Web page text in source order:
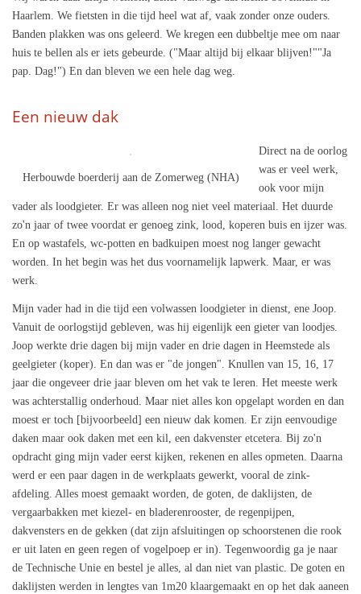
Haarlem. We fietsten in die tijd heel wat af, vaak zonder onze ouders.
Banden plakken was ons geleerd. We kregen een dubbeltje mee om naar
huis te bellen als er iets gebeurde. ("Maar altijd bij elkaar blijven!""Ja
pap. Dag!") En dan bleven we een hele dag weg.
Een nieuw dak
Herbouwde boerderij aan de Zomerweg (NHA)
Direct na de oorlog
was er veel werk,
ook voor mijn
vader als loodgieter. Er was alleen nog niet veel materiaal. Het duurde
zo'n jaar of twee voordat er genoeg zink, lood, koperen buis en ijzer was.
En op wastafels, wc-potten en badkuipen moest nog langer gewacht
worden. In het begin was het dus voornamelijk lapwerk. Maar, er was
werk.
Mijn vader had in die tijd een volwassen loodgieter in dienst, ene Joop.
Vanuit de oorlogstijd gebleven, was hij eigenlijk een gieter van loodjes.
Joop werkte drie dagen bij mijn vader en drie dagen in Heemstede als
geelgieter (koper). En dan was er "de jongen". Knullen van 15, 16, 17
jaar die ongeveer drie jaar bleven om het vak te leren. Het meeste werk
was achterstallig onderhoud. Maar niet alles kon opgelapt worden en dan
moest er toch [bijvoorbeeld] een nieuw dak komen. Er zijn eenvoudige
daken maar ook daken met een kil, een dakvenster etcetera. Bij zo'n
opdracht ging mijn vader eerst kijken, rekenen en alles opmeten. Daarna
werd er een paar dagen in de werkplaats gewerkt, vooral de zink-
afdeling. Alles moest gemaakt worden, de goten, de daklijsten, de
vergaarbakken met kiezel- en bladerenrooster, de regenpijpen,
dakvensters en de gekken (dat zijn afsluitingen op schoorstenen die rook
er uit laten en geen regen of vogelpoep er in). Tegenwoordig ga je naar
de Technische Unie en bestel je alles, al dan niet van plastic. De goten en
daklijsten werden in lengtes van 1m20 klaargemaakt en op het dak aaneen